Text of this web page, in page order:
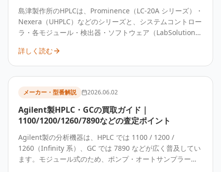
島津製作所のHPLCは、Prominence（LC-20A シリーズ）・
Nexera（UHPLC）などのシリーズと、システムコントロー
ラ・各モジュール・検出器・ソフトウェア（LabSolutions
い方とソフトウェアの有無を整理して査定するのが確実で
す。
詳しく読む
メーカー・型番解説 2026.06.02
Agilent製HPLC・GCの買取ガイド｜
1100/1200/1260/7890などの査定ポイント
Agilent製の分析機器は、HPLC では 1100 / 1200 /
1260（Infinity 系）、GC では 7890 などが広く普及してい
ます。モジュール式のため、ポンプ・オートサンプラー・